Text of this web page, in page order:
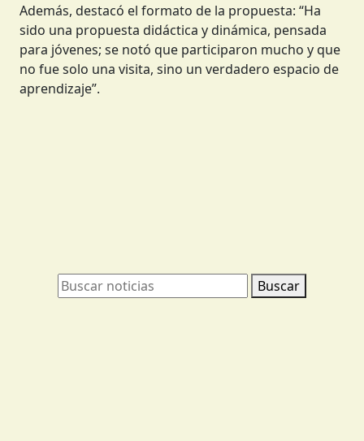
Además, destacó el formato de la propuesta: “Ha
sido una propuesta didáctica y dinámica, pensada
para jóvenes; se notó que participaron mucho y que
no fue solo una visita, sino un verdadero espacio de
aprendizaje”.
Buscar